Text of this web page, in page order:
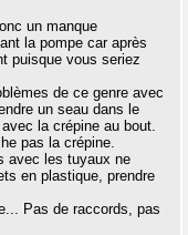
un manque
la pompe car après
puisque vous seriez
de ce genre avec
un seau dans le
la crépine au bout.
pas la crépine.
avec les tuyaux ne
en plastique, prendre
Pas de raccords, pas